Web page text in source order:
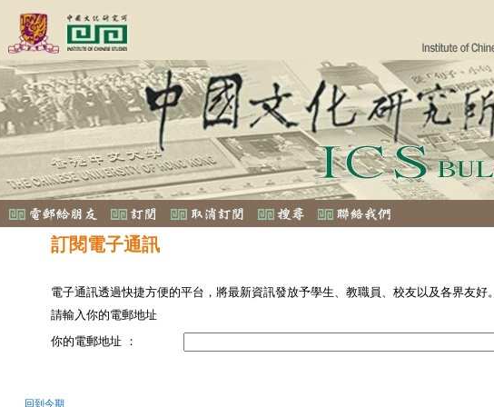
訂閱電子通訊
電子通訊透過快捷方便的平台，將最新資訊發放予學生、教職員、校友以及各界友好。
請輸入你的電郵地址
你的電郵地址 ：
回到今期